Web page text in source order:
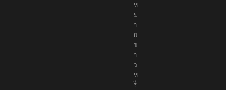
ห
ม
า
ย
ข่
า
ว
ห
รื